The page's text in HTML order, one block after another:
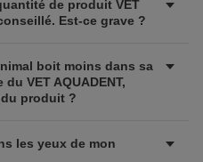
de produit VET
Est-ce grave ?
boit moins dans sa
VET AQUADENT,
produit ?
les yeux de mon